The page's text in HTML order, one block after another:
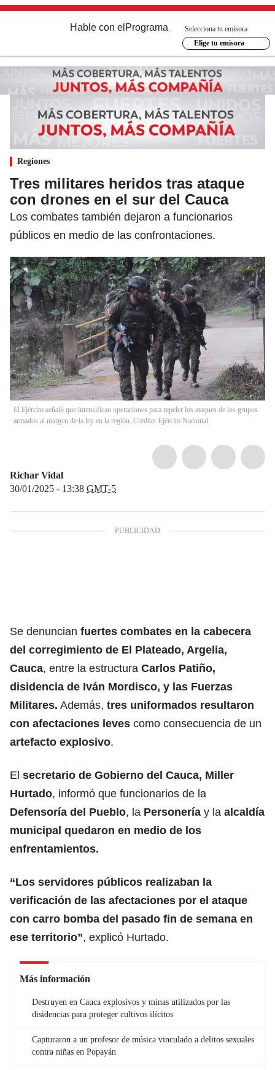
Hable con el Programa
Selecciona tu emisora
Elige tu emisora
Regiones
Tres militares heridos tras ataque
con drones en el sur del Cauca
Los combates también dejaron a funcionarios
públicos en medio de las confrontaciones.
El Ejército señaló que intensifican operaciones para repeler los ataques de los grupos
armados al margen de la ley en la región. Crédito: Ejército Nacional.
Richar Vidal
30/01/2025 - 13:38 GMT-5
Se denuncian fuertes combates en la cabecera
del corregimiento de El Plateado, Argelia,
Cauca, entre la estructura Carlos Patiño,
disidencia de Iván Mordisco, y las Fuerzas
Militares. Además, tres uniformados resultaron
con afectaciones leves como consecuencia de un
artefacto explosivo.
El secretario de Gobierno del Cauca, Miller
Hurtado, informó que funcionarios de la
Defensoría del Pueblo, la Personería y la alcaldía
municipal quedaron en medio de los
enfrentamientos.
“Los servidores públicos realizaban la
verificación de las afectaciones por el ataque
con carro bomba del pasado fin de semana en
ese territorio”, explicó Hurtado.
Más información
Destruyen en Cauca explosivos y minas utilizados por las
disidencias para proteger cultivos ilícitos
Capturaron a un profesor de música vinculado a delitos sexuales
contra niñas en Popayán